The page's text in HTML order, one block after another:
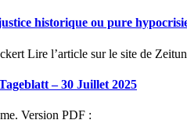
historique ou pure
Lire l’article sur le site de
– 30 Juillet 2025
Version PDF :